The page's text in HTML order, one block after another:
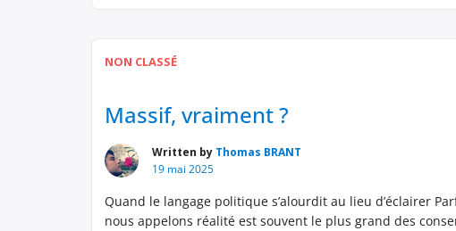
NON CLASSÉ
Massif, vraiment ?
Written by Thomas BRANT
19 mai 2025
Quand le langage politique s’alourdit au lieu d’éclairer
nous appelons réalité est souvent le plus grand des